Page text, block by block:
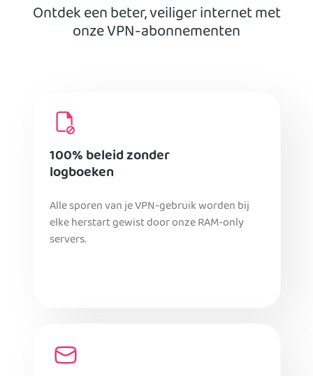
Ontdek een beter, veiliger internet met
onze VPN-abonnementen
100% beleid zonder
logboeken
Alle sporen van je VPN-gebruik worden bij
elke herstart gewist door onze RAM-only
servers.